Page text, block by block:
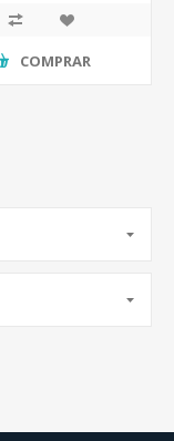
COMPRAR